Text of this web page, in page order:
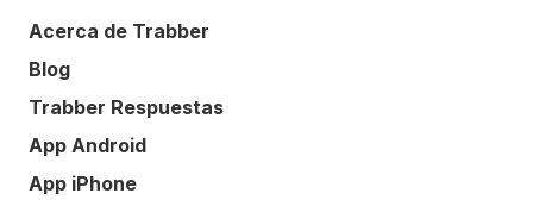
Acerca de Trabber
Blog
Trabber Respuestas
App Android
App iPhone